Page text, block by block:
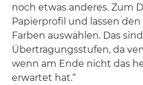
noch etwas anderes. Zum
Papierprofil und lassen
Farben auswählen. Das
Übertragungsstufen, da
wenn am Ende nicht das
erwartet hat.“